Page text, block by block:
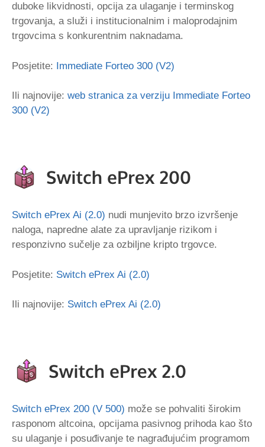
duboke likvidnosti, opcija za ulaganje i terminskog
trgovanja, a služi i institucionalnim i maloprodajnim
trgovcima s konkurentnim naknadama.
Posjetite: Immediate Forteo 300 (V2)
Ili najnovije: web stranica za verziju Immediate Forteo
300 (V2)
Switch ePrex Ai (2.0) nudi munjevito brzo izvršenje
naloga, napredne alate za upravljanje rizikom i
responzivno sučelje za ozbiljne kripto trgovce.
Posjetite: Switch ePrex Ai (2.0)
Ili najnovije: Switch ePrex Ai (2.0)
Switch ePrex 200 (V 500) može se pohvaliti širokim
rasponom altcoina, opcijama pasivnog prihoda kao što
su ulaganje i posuđivanje te nagrađujućim programom